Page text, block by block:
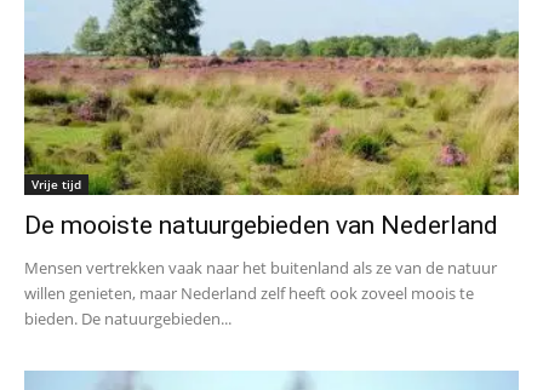
Vrije tijd
De mooiste natuurgebieden van Nederland
Mensen vertrekken vaak naar het buitenland als ze van de natuur
willen genieten, maar Nederland zelf heeft ook zoveel moois te
bieden. De natuurgebieden...